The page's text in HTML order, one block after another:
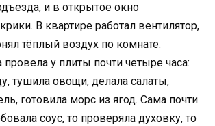
и в открытое окно
В квартире работал вентилятор,
тёплый воздух по комнате.
у плиты почти четыре часа:
тушила овощи, делала салаты,
готовила морс из ягод. Сама почти
соус, то проверяла духовку, то